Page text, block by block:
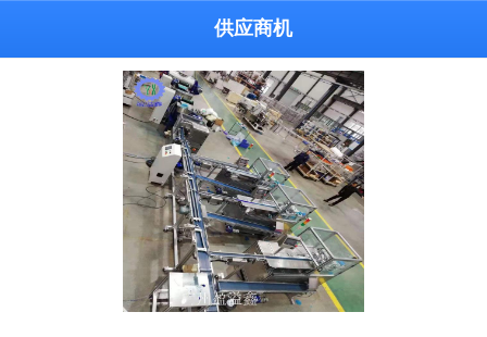
供应商机